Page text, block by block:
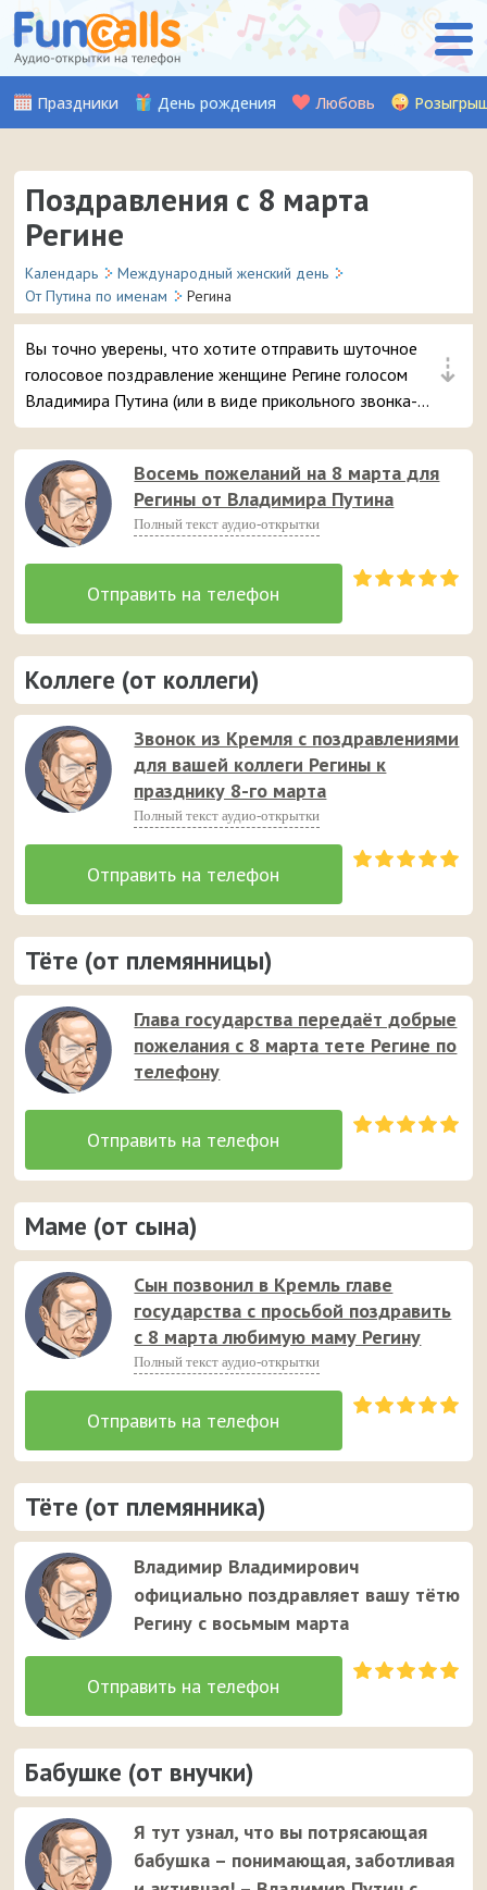
Праздники День рождения Любовь
Поздравления с 8 марта
Регине
Календарь
Международный женский день
От Путина по именам
Регина
⇣
Вы точно уверены, что хотите отправить шуточное
голосовое поздравление женщине Регине голосом
Владимира Путина (или в виде прикольного звонка-
розыгрыша из отделения полиции) на телефон в день 8
марта? 😘 Это самые популярные поздравления, вашей
даме точно понравится – и неожиданный звонок и
поданные с юмором аудио пожелания 😉 💐
Восемь пожеланий на 8 марта для
Регины от Владимира Путина
Полный текст аудио-открытки
Коллеге (от коллеги)
Звонок из Кремля с поздравлениями
для вашей коллеги Регины к
празднику 8-го марта
Полный текст аудио-открытки
Тёте (от племянницы)
Глава государства передаёт добрые
пожелания с 8 марта тете Регине по
телефону
Маме (от сына)
Сын позвонил в Кремль главе
государства с просьбой поздравить
с 8 марта любимую маму Регину
Полный текст аудио-открытки
Тёте (от племянника)
Владимир Владимирович
официально поздравляет вашу тётю
Регину с восьмым марта
Бабушке (от внучки)
Я тут узнал, что вы потрясающая
бабушка – понимающая, заботливая